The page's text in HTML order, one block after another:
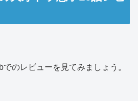
のレビューを見てみましょう。